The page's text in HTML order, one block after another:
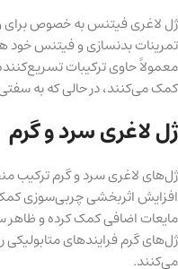
ژل لاغری فیتنس به خصوص برای
تمرینات بدنسازی و فیتنس
معمولاً حاوی ترکیبات
کمک می‌کنند، در حالی که به
ژل لاغری سرد و گرم
ژل‌های لاغری سرد و گرم ترکیب
افزایش اثربخشی چربی‌سوزی
مایعات اضافی کمک کرده و ظاهر
ژل‌های گرم فرایندهای
می‌کنند.